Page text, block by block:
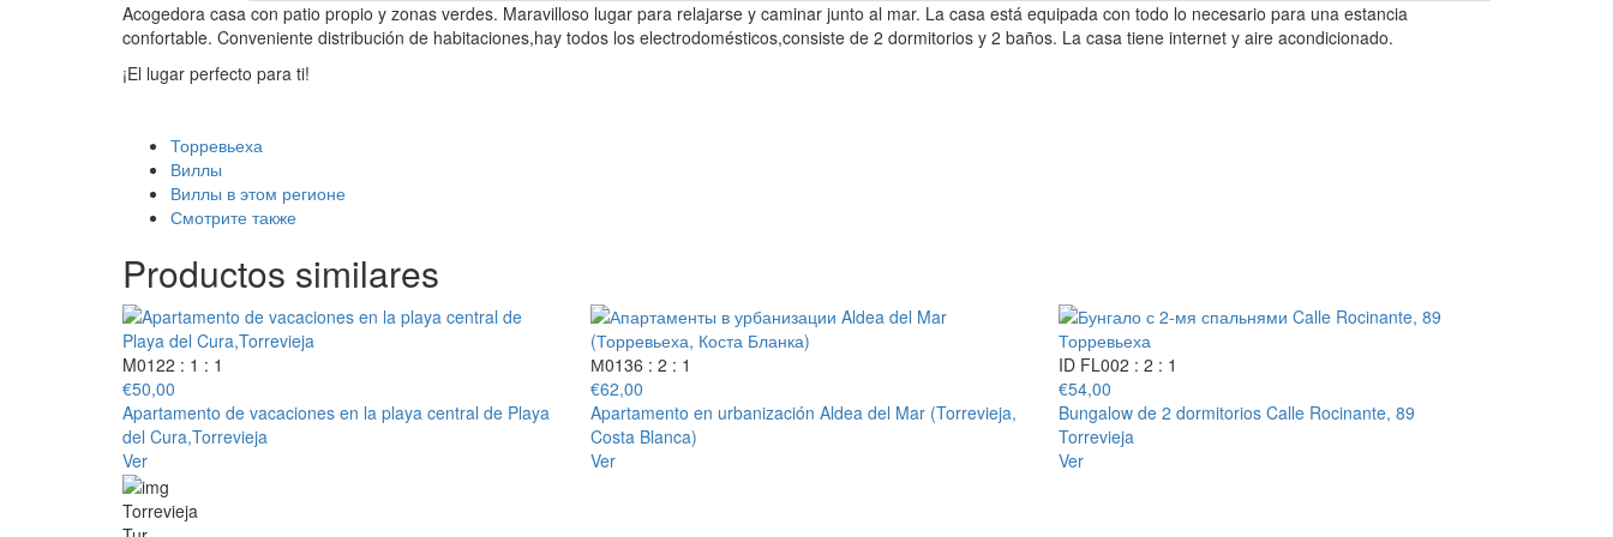
Acogedora casa con patio propio y zonas verdes. Maravilloso lugar para relajarse y caminar junto al mar. La casa está equipada con todo lo necesario para una estancia
confortable. Conveniente distribución de habitaciones,hay todos los electrodomésticos,consiste de 2 dormitorios y 2 baños. La casa tiene internet y aire acondicionado.
¡El lugar perfecto para ti!
Торревьеха
Виллы
Виллы в этом регионе
Смотрите также
Productos similares
M0122 : 1 : 1
€50,00
Apartamento de vacaciones en la playa central de Playa
del Cura,Torrevieja
Ver
М0136 : 2 : 1
€62,00
Apartamento en urbanización Aldea del Mar (Torrevieja,
Costa Blanca)
Ver
ID FL002 : 2 : 1
€54,00
Bungalow de 2 dormitorios Calle Rocinante, 89
Torrevieja
Ver
Torrevieja